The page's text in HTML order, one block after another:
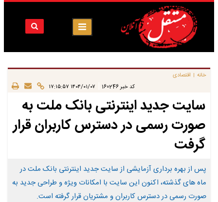
خانه | اقتصادی
کد خبر 160246 ۱۴۰۴/۰۱/۰۷ ۱۷:۱۵:۵۷
سایت جدید اینترنتی بانک ملت به
صورت رسمی در دسترس کاربران قرار
گرفت
پس از بهره برداری آزمایشی از سایت جدید اینترنتی بانک ملت در
ماه های گذشته، اکنون این سایت با امکانات ویژه و طراحی جدید به
صورت رسمی در دسترس کاربران و مشتریان قرار گرفته است.